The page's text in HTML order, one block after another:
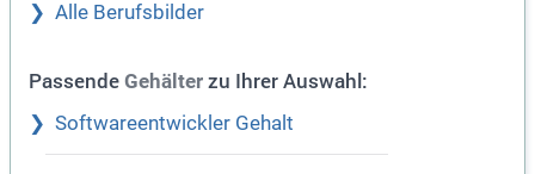
Alle Berufsbilder
Passende Gehälter zu Ihrer Auswahl:
Softwareentwickler Gehalt